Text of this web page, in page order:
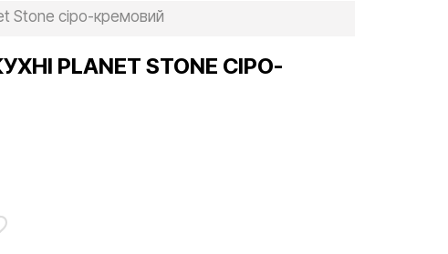
Stone сіро-кремовий
PLANET STONE СІРО-